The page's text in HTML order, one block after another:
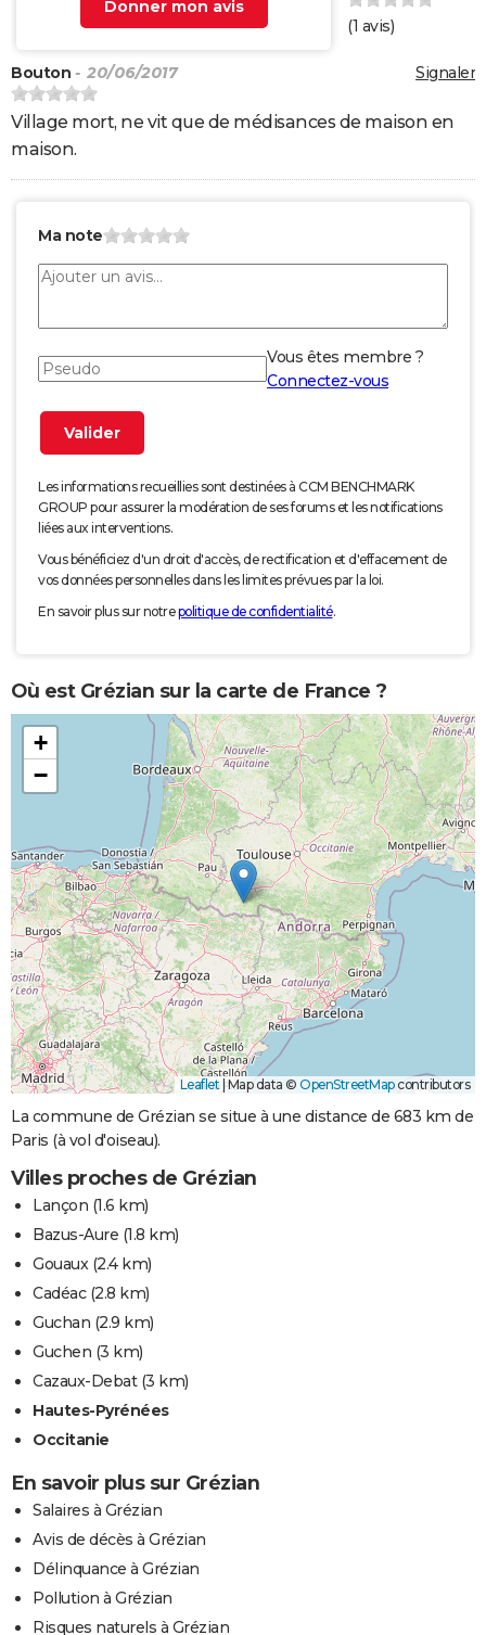
Donner mon avis
(1 avis)
Signaler
Bouton - 20/06/2017
Village mort, ne vit que de médisances de maison en
maison.
Ma note
Vous êtes membre ?
Connectez-vous
Les informations recueillies sont destinées à CCM BENCHMARK
GROUP pour assurer la modération de ses forums et les notifications
liées aux interventions.
Vous bénéficiez d'un droit d'accès, de rectification et d'effacement de
vos données personnelles dans les limites prévues par la loi.
En savoir plus sur notrepolitique de confidentialité.
Où est Grézian sur la carte de France ?
+
−
Leaflet Map data © OpenStreetMapcontributors
La commune de Grézian se situe à une distance de 683 km de
Paris (à vol d'oiseau).
Villes proches de Grézian
Lançon (1.6 km)
Bazus-Aure (1.8 km)
Gouaux(2.4 km)
Cadéac(2.8 km)
Guchan (2.9 km)
Guchen (3 km)
Cazaux-Debat(3 km)
Hautes-Pyrénées
Occitanie
En savoir plus sur Grézian
Salaires à Grézian
Avis de décès à Grézian
Délinquance à Grézian
Pollution à Grézian
Risques naturels à Grézian